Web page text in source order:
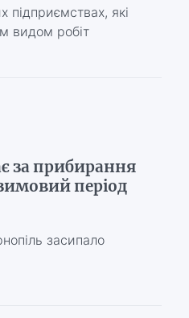
підприємствах, які
видом робіт
за прибирання
період
засипало